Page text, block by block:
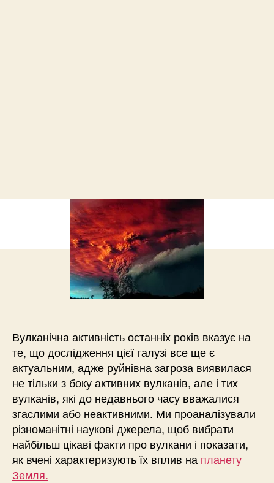
Вулканічна активність останніх років вказує на
те, що дослідження цієї галузі все ще є
актуальним, адже руйнівна загроза виявилася
не тільки з боку активних вулканів, але і тих
вулканів, які до недавнього часу вважалися
згаслими або неактивними. Ми проаналізували
різноманітні наукові джерела, щоб вибрати
найбільш цікаві факти про вулкани і показати,
як вчені характеризують їх вплив на планету
Земля.